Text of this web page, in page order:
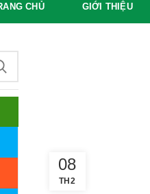
CHỦ GIỚI THIỆU
08
TH2